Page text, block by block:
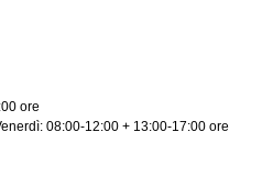
ore
08:00-12:00 + 13:00-17:00 ore